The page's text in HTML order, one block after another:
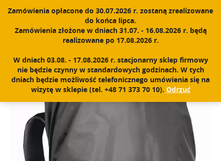
w
g
j
a
|Peleryna 30-40l
Zamówienia opłacone do 30.07.2026 r. zostaną zrealizowane
do końca lipca.
Zamówienia złożone w dniach 31.07. - 16.08.2026 r. będą
realizowane po 17.08.2026 r.
W dniach 03.08. - 17.08.2026 r. stacjonarny sklep firmowy
nie będzie czynny w standardowych godzinach. W tych
dniach będzie możliwość telefonicznego umówienia się na
wizytę w sklepie (tel. +48 71 373 70 10). Odrzuć